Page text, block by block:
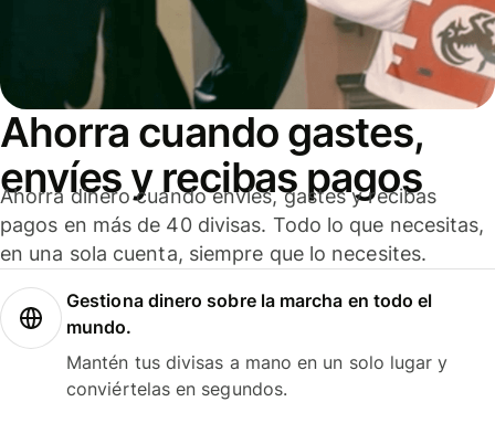
Ahorra cuando gastes,
envíes y recibas pagos
Ahorra dinero cuando envíes, gastes y recibas
pagos en más de 40 divisas. Todo lo que necesitas,
en una sola cuenta, siempre que lo necesites.
Gestiona dinero sobre la marcha en todo el
mundo.
Mantén tus divisas a mano en un solo lugar y
conviértelas en segundos.